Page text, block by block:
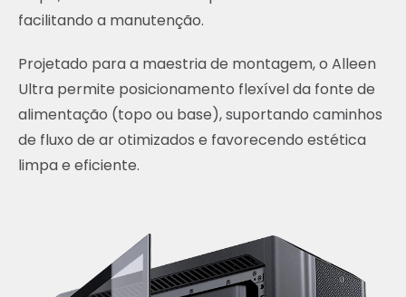
facilitando a manutenção.
Projetado para a maestria de montagem, o Alleen
Ultra permite posicionamento flexível da fonte de
alimentação (topo ou base), suportando caminhos
de fluxo de ar otimizados e favorecendo estética
limpa e eficiente.